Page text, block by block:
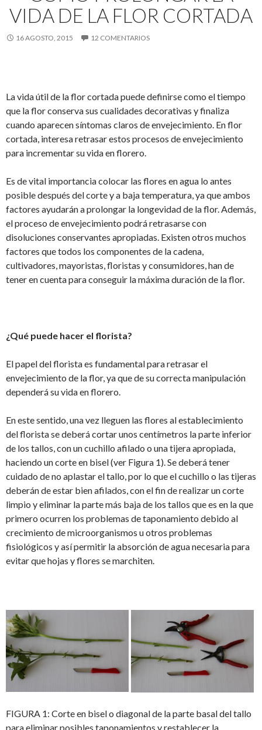
VIDA DE LA FLOR CORTADA
16 AGOSTO, 2015 12 COMENTARIOS
La vida útil de la flor cortada puede definirse como el tiempo
que la flor conserva sus cualidades decorativas y finaliza
cuando aparecen síntomas claros de envejecimiento. En flor
cortada, interesa retrasar estos procesos de envejecimiento
para incrementar su vida en florero.
Es de vital importancia colocar las flores en agua lo antes
posible después del corte y a baja temperatura, ya que ambos
factores ayudarán a prolongar la longevidad de la flor. Además,
el proceso de envejecimiento podrá retrasarse con
disoluciones conservantes apropiadas. Existen otros muchos
factores que todos los componentes de la cadena,
cultivadores, mayoristas, floristas y consumidores, han de
tener en cuenta para conseguir la máxima duración de la flor.
¿Qué puede hacer el florista?
El papel del florista es fundamental para retrasar el
envejecimiento de la flor, ya que de su correcta manipulación
dependerá su vida en florero.
En este sentido, una vez lleguen las flores al establecimiento
del florista se deberá cortar unos centímetros la parte inferior
de los tallos, con un cuchillo afilado o una tijera apropiada,
haciendo un corte en bisel (ver Figura 1). Se deberá tener
cuidado de no aplastar el tallo, por lo que el cuchillo o las tijeras
deberán de estar bien afilados, con el fin de realizar un corte
limpio y eliminar la parte más baja de los tallos que es en la que
primero ocurren los problemas de taponamiento debido al
crecimiento de microorganismos u otros problemas
fisiológicos y así permitir la absorción de agua necesaria para
evitar que hojas y flores se marchiten.
FIGURA 1: Corte en bisel o diagonal de la parte basal del tallo
para eliminar posibles taponamientos y restablecer la